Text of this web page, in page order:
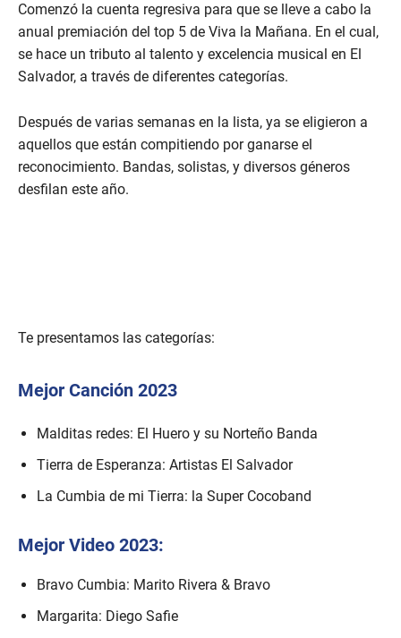
Comenzó la cuenta regresiva para que se lleve a cabo la
anual premiación del top 5 de Viva la Mañana. En el cual,
se hace un tributo al talento y excelencia musical en El
Salvador, a través de diferentes categorías.
Después de varias semanas en la lista, ya se eligieron a
aquellos que están compitiendo por ganarse el
reconocimiento. Bandas, solistas, y diversos géneros
desfilan este año.
Te presentamos las categorías:
Mejor Canción 2023
Malditas redes: El Huero y su Norteño Banda
Tierra de Esperanza: Artistas El Salvador
La Cumbia de mi Tierra: la Super Cocoband
Mejor Video 2023:
Bravo Cumbia: Marito Rivera & Bravo
Margarita: Diego Safie